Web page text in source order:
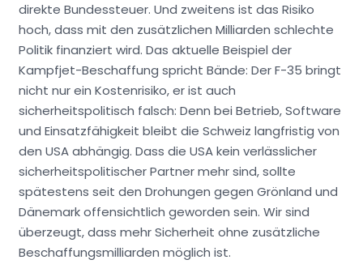
direkte Bundessteuer. Und zweitens ist das Risiko
hoch, dass mit den zusätzlichen Milliarden schlechte
Politik finanziert wird. Das aktuelle Beispiel der
Kampfjet-Beschaffung spricht Bände: Der F-35 bringt
nicht nur ein Kostenrisiko, er ist auch
sicherheitspolitisch falsch: Denn bei Betrieb, Software
und Einsatzfähigkeit bleibt die Schweiz langfristig von
den USA abhängig. Dass die USA kein verlässlicher
sicherheitspolitischer Partner mehr sind, sollte
spätestens seit den Drohungen gegen Grönland und
Dänemark offensichtlich geworden sein. Wir sind
überzeugt, dass mehr Sicherheit ohne zusätzliche
Beschaffungsmilliarden möglich ist.